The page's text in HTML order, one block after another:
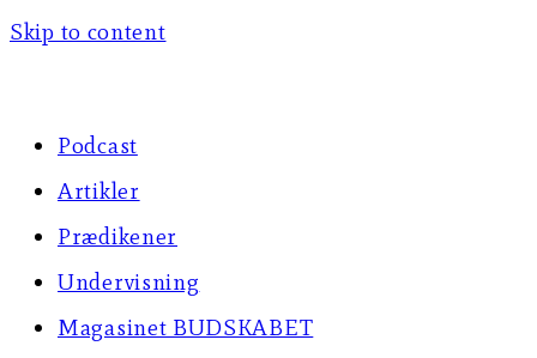
Skip to content
Podcast
Artikler
Prædikener
Undervisning
Magasinet BUDSKABET